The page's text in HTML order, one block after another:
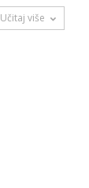
Učitaj više